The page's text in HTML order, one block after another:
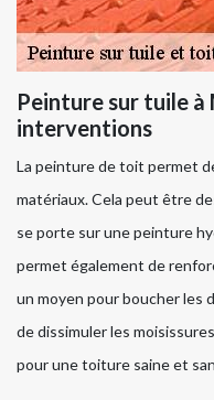
Peinture sur tuile à
interventions
La peinture de toit permet
matériaux. Cela peut être
se porte sur une peinture
permet également de
un moyen pour boucher les
de dissimuler les
pour une toiture saine et